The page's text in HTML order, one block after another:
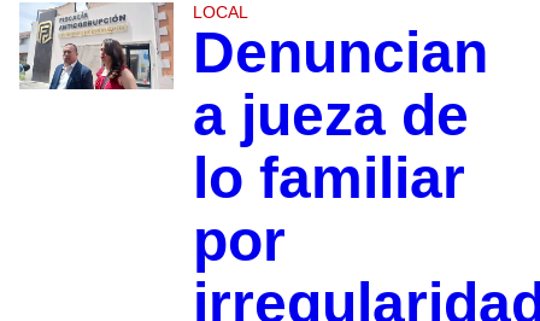
LOCAL
Denuncian
a jueza de
lo familiar
por